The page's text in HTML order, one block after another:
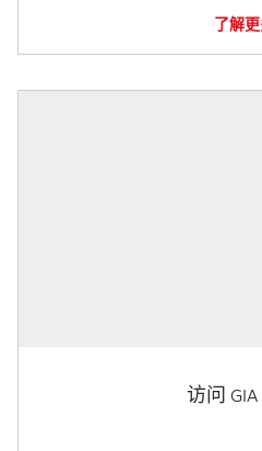
了解
访问